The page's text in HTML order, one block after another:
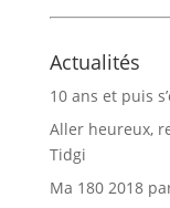
Actualités
10 ans et puis
Aller heureux,
Tidgi
Ma 180 2018